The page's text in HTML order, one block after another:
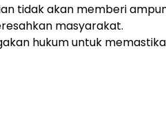
tidak akan memberi
masyarakat.
hukum untuk